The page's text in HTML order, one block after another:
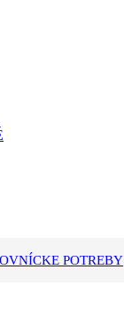
POTREBY